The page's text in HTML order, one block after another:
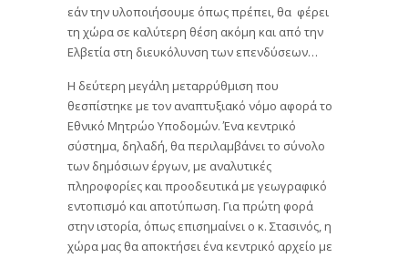
εάν την υλοποιήσουμε όπως πρέπει, θα φέρει
τη χώρα σε καλύτερη θέση ακόμη και από την
Ελβετία στη διευκόλυνση των επενδύσεων…
Η δεύτερη μεγάλη μεταρρύθμιση που
θεσπίστηκε με τον αναπτυξιακό νόμο αφορά το
Εθνικό Μητρώο Υποδομών. Ένα κεντρικό
σύστημα, δηλαδή, θα περιλαμβάνει το σύνολο
των δημόσιων έργων, με αναλυτικές
πληροφορίες και προοδευτικά με γεωγραφικό
εντοπισμό και αποτύπωση. Για πρώτη φορά
στην ιστορία, όπως επισημαίνει ο κ. Στασινός, η
χώρα μας θα αποκτήσει ένα κεντρικό αρχείο με